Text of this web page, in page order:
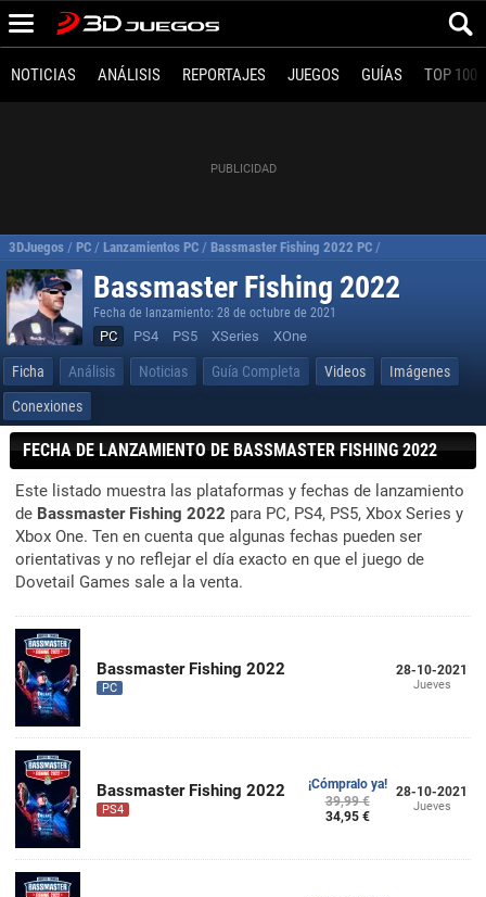
NOTICIAS ANÁLISIS REPORTAJES JUEGOS GUÍAS TOP 100
3DJuegos / PC / Lanzamientos PC / Bassmaster Fishing 2022 PC /
Bassmaster Fishing 2022
Fecha de lanzamiento: 28 de octubre de 2021
PC PS4 PS5 XSeries XOne
Ficha Análisis Noticias Guía Completa Videos
Imágenes
Conexiones
FECHA DE LANZAMIENTO DE BASSMASTER FISHING 2022
Este listado muestra las plataformas y fechas de lanzamiento
de Bassmaster Fishing 2022 para PC, PS4, PS5, Xbox Series y
Xbox One. Ten en cuenta que algunas fechas pueden ser
orientativas y no reflejar el día exacto en que el juego de
Dovetail Games sale a la venta.
Bassmaster Fishing 2022
PC
28-10-2021
Jueves
Bassmaster Fishing 2022
PS4
¡Cómpralo ya!
39,99 €
34,95 €
28-10-2021
Jueves